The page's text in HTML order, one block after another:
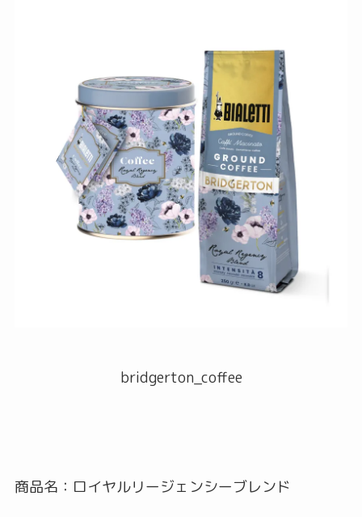
bridgerton_coffee
商品名：ロイヤルリージェンシーブレンド